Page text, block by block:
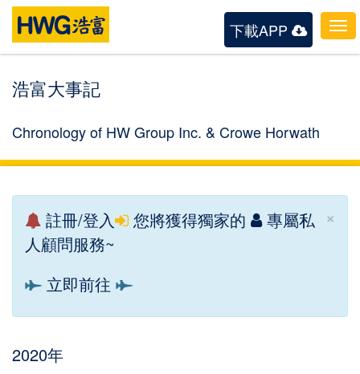
下載APP
浩富大事記
Chronology of HW Group Inc. & Crowe Horwath
×
註冊/登入 您將獲得獨家的
專屬私
人顧問服務~
立即前往
2020年